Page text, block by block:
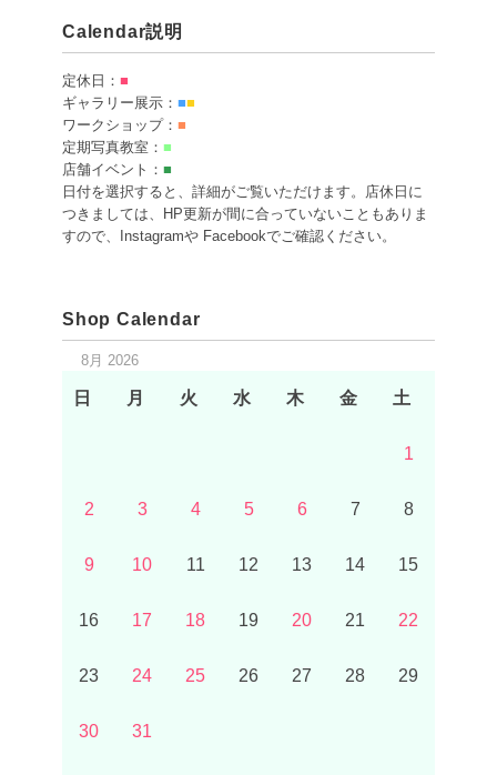
Calendar説明
定休日： ■
ギャラリー展示： ■■
ワークショップ： ■
定期写真教室： ■
店舗イベント： ■
日付を選択すると、詳細がご覧いただけます。店休日に
つきましては、HP更新が間に合っていないこともありま
すので、Instagramや Facebookでご確認ください。
Shop Calendar
8月 2026
日 月 火 水 木 金 土
1
2 3 4 5 6 7 8
9 10 11 12 13 14 15
16 17 18 19 20 21 22
23 24 25 26 27 28 29
30 31